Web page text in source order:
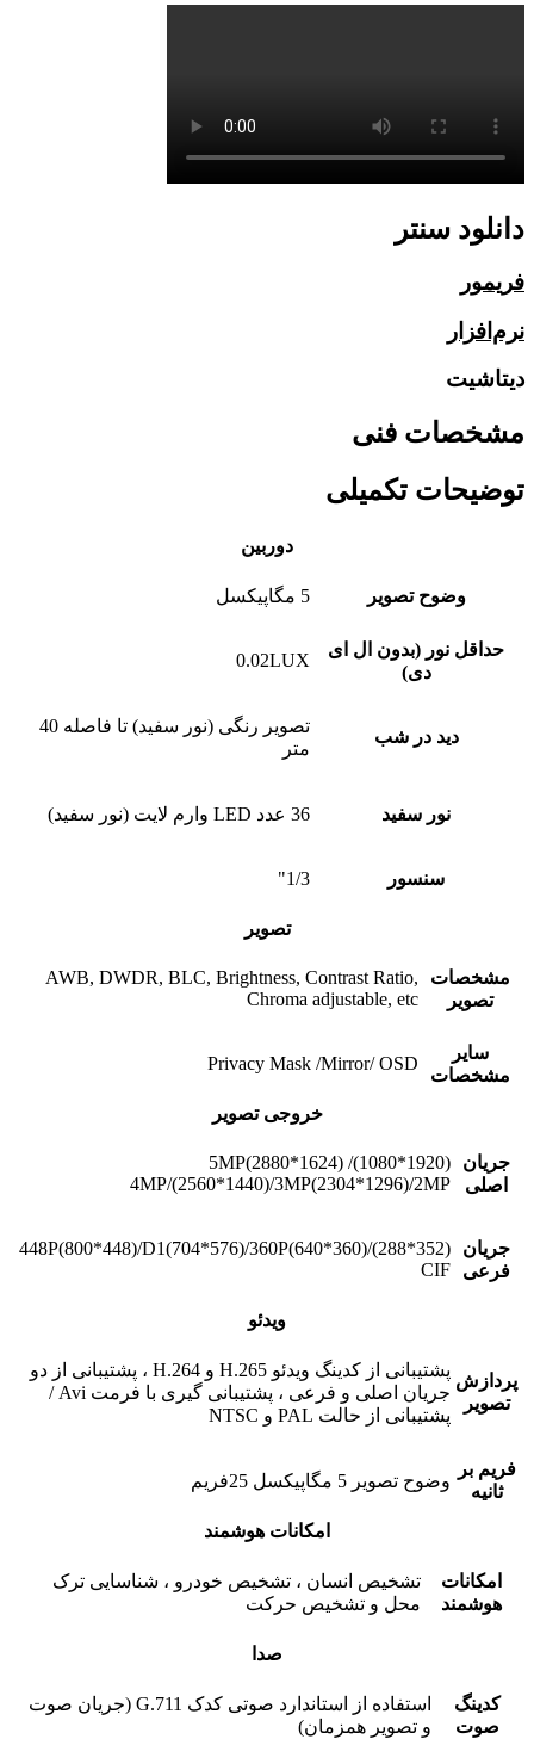
دانلود سنتر
فریمور
نرم‌افزار
دیتا‌شیت
مشخصات فنی
توضیحات تکمیلی
دوربین
وضوح تصویر 5 مگاپیکسل
حداقل نور (بدون ال ای
دی)
0.02LUX
دید در شب
تصویر رنگی (نور سفید) تا فاصله 40
متر
نور سفید 36 عدد LED وارم لایت (نور سفید)
سنسور 1/3"
تصویر
مشخصات
تصویر
AWB, DWDR, BLC, Brightness, Contrast Ratio,
Chroma adjustable, etc
سایر
مشخصات
Privacy Mask /Mirror/ OSD
خروجی تصویر
جریان
اصلی
(1920*1080)5MP(2880*1624) /
4MP/(2560*1440)/3MP(2304*1296)/2MP
جریان
فرعی
(352*288)448P(800*448)/D1(704*576)/360P(640*360)/
CIF
ویدئو
پردازش
تصویر
پشتیبانی از کدینگ ویدئو H.265 و H.264 ، پشتیبانی از دو
جریان اصلی و فرعی ، پشتیبانی گیری با فرمت Avi /
پشتیبانی از حالت PAL و NTSC
فریم بر
ثانیه
وضوح تصویر 5 مگاپیکسل 25فریم
امکانات هوشمند
امکانات
هوشمند
تشخیص انسان ، تشخیص خودرو ، شناسایی ترک
محل و تشخیص حرکت
صدا
کدینگ
صوت
استفاده از استاندارد صوتی کدک G.711 (جریان صوت
و تصویر همزمان)